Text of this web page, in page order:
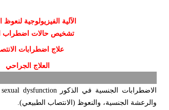
الآلية الفيزيولوجية
تشخيص حالات اضطراب
علاج اضطرابات
العلاج الجراحي
الاضطرابات الجنسية في الذكور dysfunction
والرعشة الجنسية، والنعوظ (الانتصاب الطبيعي).